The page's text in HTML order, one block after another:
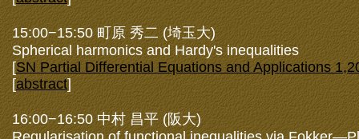
15:00−15:50 町原 秀二 (埼玉大)
Spherical harmonics and Hardy's inequalities
[SN Partial Differential Equations and Applications
[abstract]
16:00−16:50 中村 昌平 (阪大)